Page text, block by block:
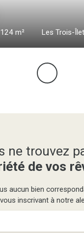
124 m² Les Trois-
ne trouvez
de vos
aucun bien
inscrivant à notre